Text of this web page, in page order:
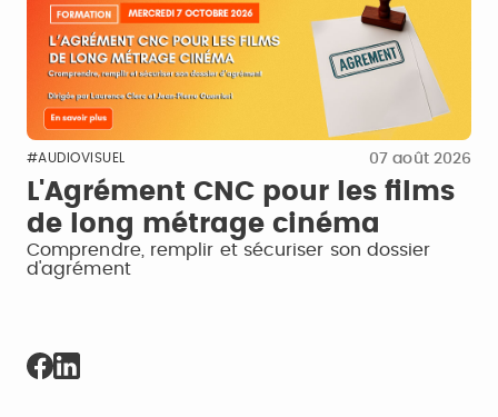
#AUDIOVISUEL 07 août 2026
L'Agrément CNC pour les films
de long métrage cinéma
Comprendre, remplir et sécuriser son dossier
d'agrément